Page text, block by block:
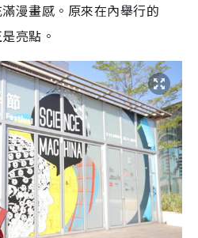
漫畫感。原來在內舉行的
亮點。